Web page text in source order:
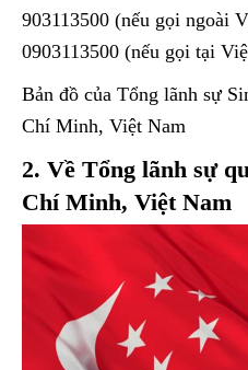
903113500 (nếu gọi ngoài
0903113500 (nếu gọi tại
Bản đồ của Tổng lãnh sự
Chí Minh, Việt Nam
2. Về Tổng lãnh sự
Chí Minh, Việt Nam